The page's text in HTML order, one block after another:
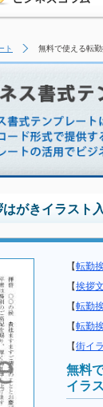
ト 無料で使える転
がきイラスト
【転勤
【挨拶
【転勤
【転勤
【街イ
無料
イラ